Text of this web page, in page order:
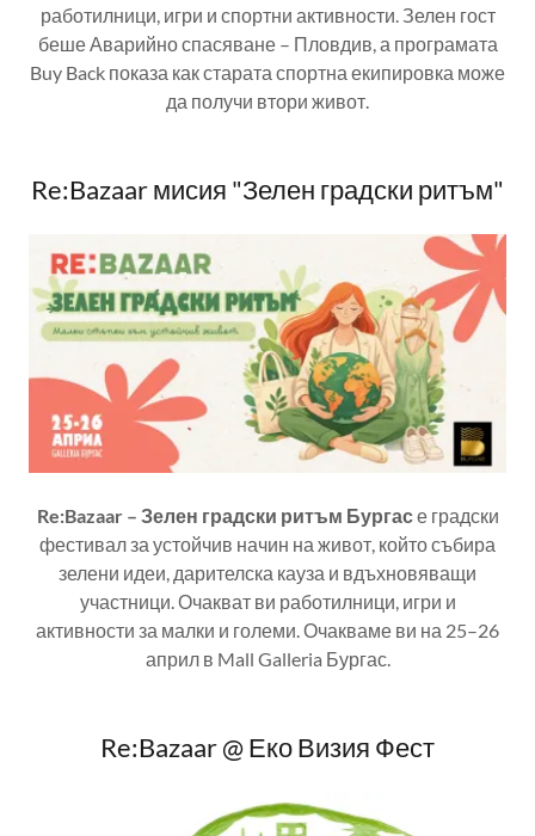
работилници, игри и спортни активности. Зелен гост
беше Аварийно спасяване – Пловдив, а програмата
Buy Back показа как старата спортна екипировка може
да получи втори живот.
Re:Bazaar мисия "Зелен градски ритъм"
Re:Bazaar – Зелен градски ритъм Бургасе градски
фестивал за устойчив начин на живот, който събира
зелени идеи, дарителска кауза и вдъхновяващи
участници. Очакват ви работилници, игри и
активности за малки и големи. Очакваме ви на 25–26
април в Mall Galleria Бургас.
Re:Bazaar @ Еко Визия Фест